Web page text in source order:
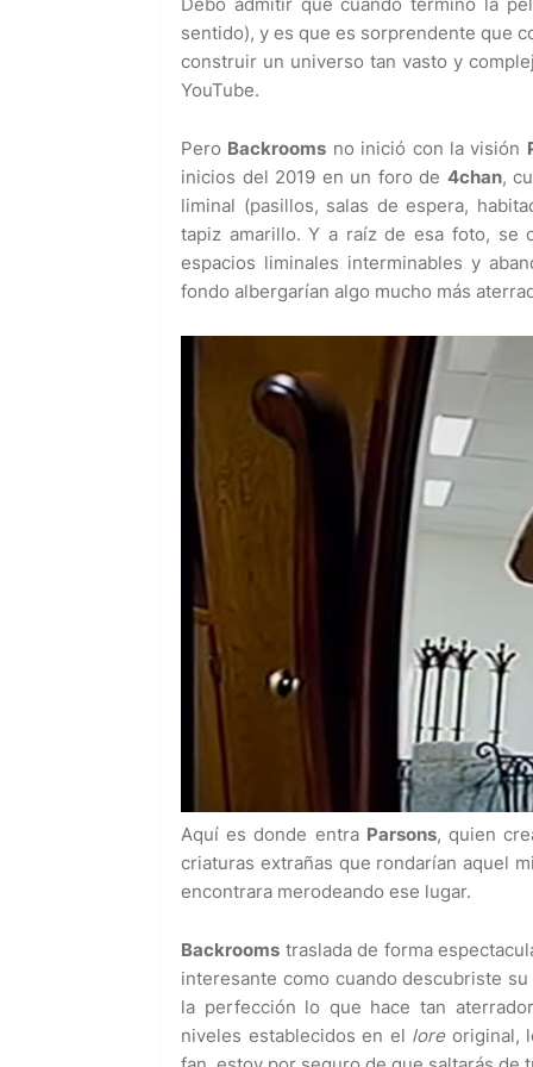
Debo admitir que cuando terminó la
sentido), y es que es sorprendente que
construir un universo tan vasto y
YouTube.
Pero Backrooms no inició con la visión
inicios del 2019 en un foro de 4chan,
liminal (pasillos, salas de espera,
tapiz amarillo. Y a raíz de esa foto, se
espacios liminales interminables y
fondo albergarían algo mucho más
Aquí es donde entra Parsons, quien
criaturas extrañas que rondarían aquel
encontrara merodeando ese lugar.
Backrooms traslada de forma
interesante como cuando descubriste su
la perfección lo que hace tan
niveles establecidos en el loreoriginal,